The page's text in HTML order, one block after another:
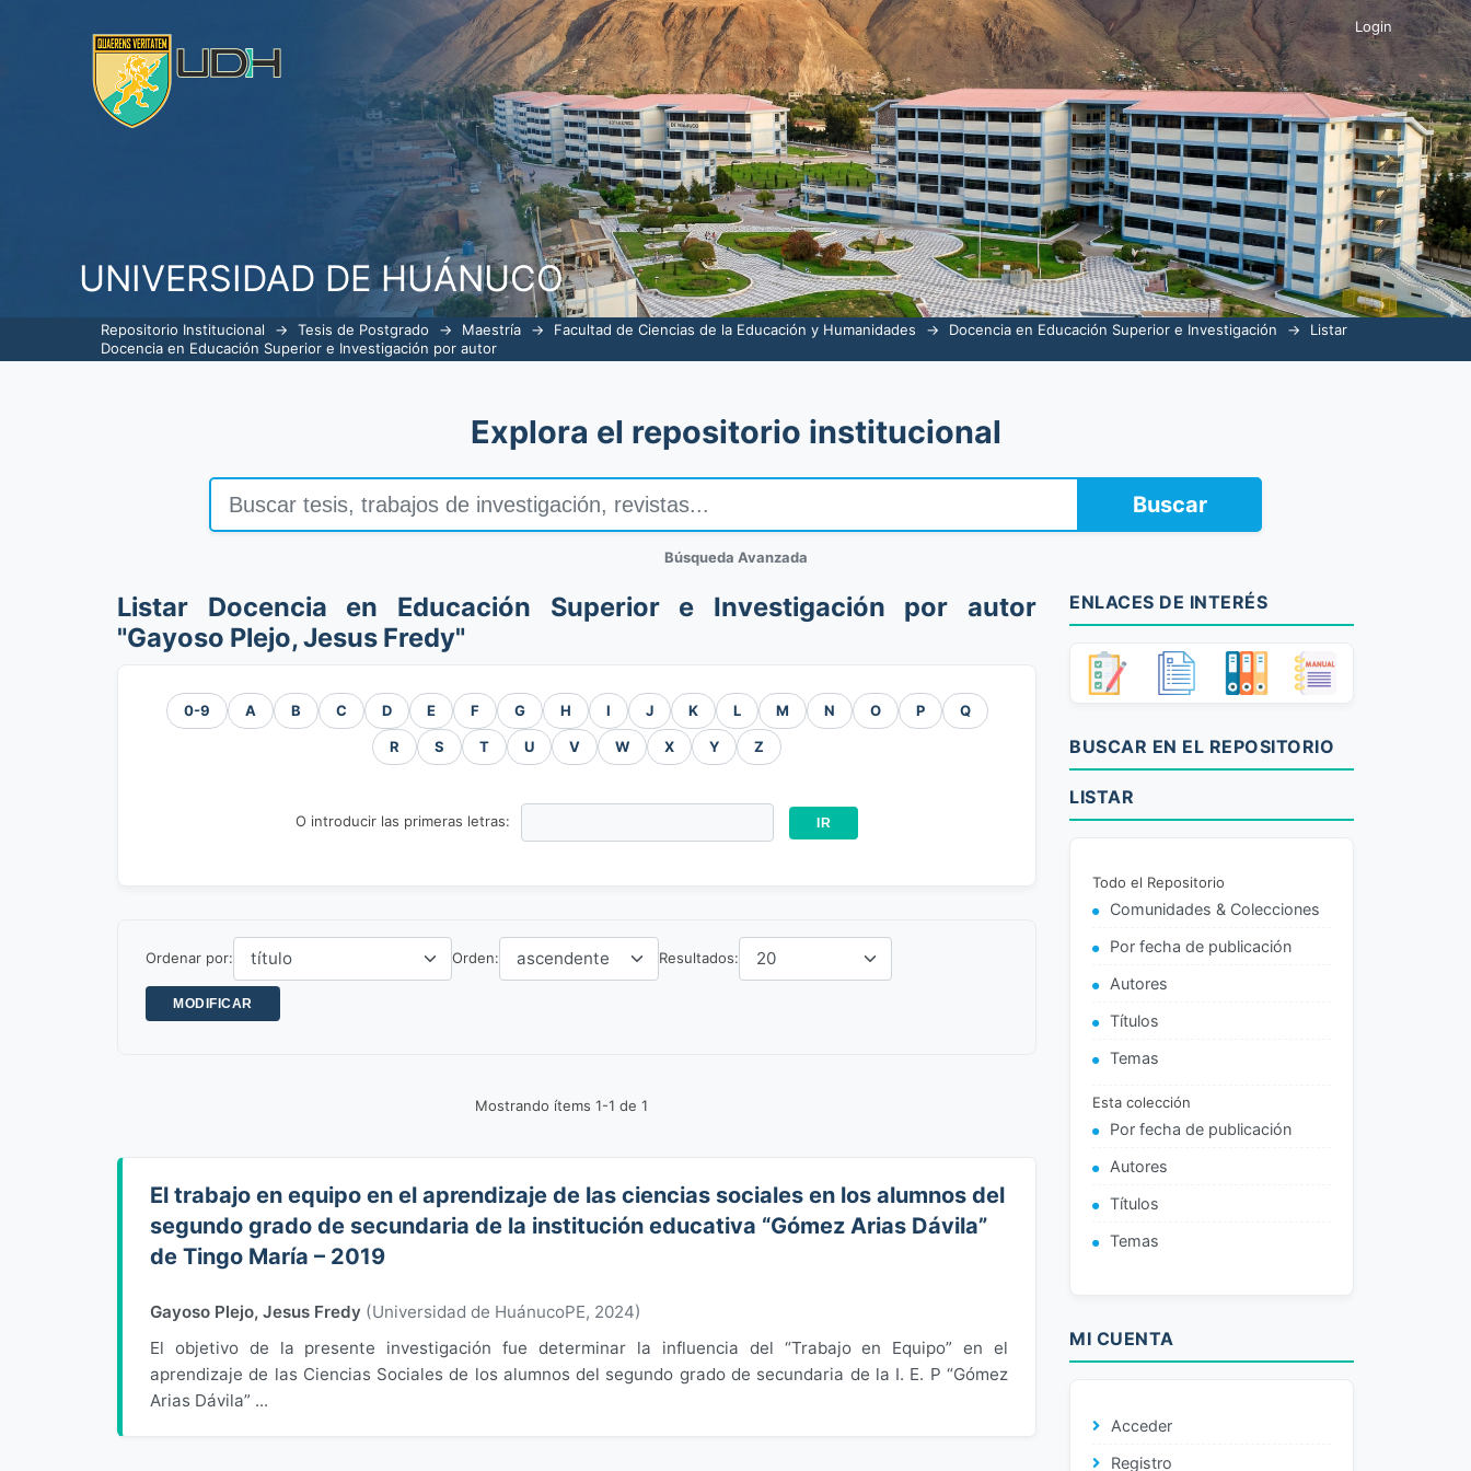
UNIVERSIDAD DE HUÁNUCO
Listar Docencia en Educación Superior e Investigación por autor "Gayoso Plejo, Jesus Fredy" Login
Repositorio Institucional → Tesis de Postgrado → Maestría → Facultad de Ciencias de la Educación y Humanidades → Docencia en Educación Superior e Investigación →
Listar
Docencia en Educación Superior e Investigación por autor
Explora el repositorio institucional
Buscar
Búsqueda Avanzada
Listar Docencia en Educación Superior e Investigación por autor
"Gayoso Plejo, Jesus Fredy"
0-9 A B C D E F G H I J K L M N O P Q
R S T U V W X Y Z
O introducir las primeras letras:
Ordenar por: Orden: Resultados:
Mostrando ítems 1-1 de 1
El trabajo en equipo en el aprendizaje de las ciencias sociales en los alumnos del
segundo grado de secundaria de la institución educativa “Gómez Arias Dávila”
de Tingo María – 2019
Gayoso Plejo, Jesus Fredy (Universidad de HuánucoPE, 2024)
El objetivo de la presente investigación fue determinar la influencia del “Trabajo en Equipo” en el
aprendizaje de las Ciencias Sociales de los alumnos del segundo grado de secundaria de la I. E. P “Gómez
Arias Dávila” ...
ENLACES DE INTERÉS
BUSCAR EN EL REPOSITORIO
LISTAR
Todo el Repositorio
Comunidades & Colecciones
Por fecha de publicación
Autores
Títulos
Temas
Esta colección
Por fecha de publicación
Autores
Títulos
Temas
MI CUENTA
Acceder
Registro